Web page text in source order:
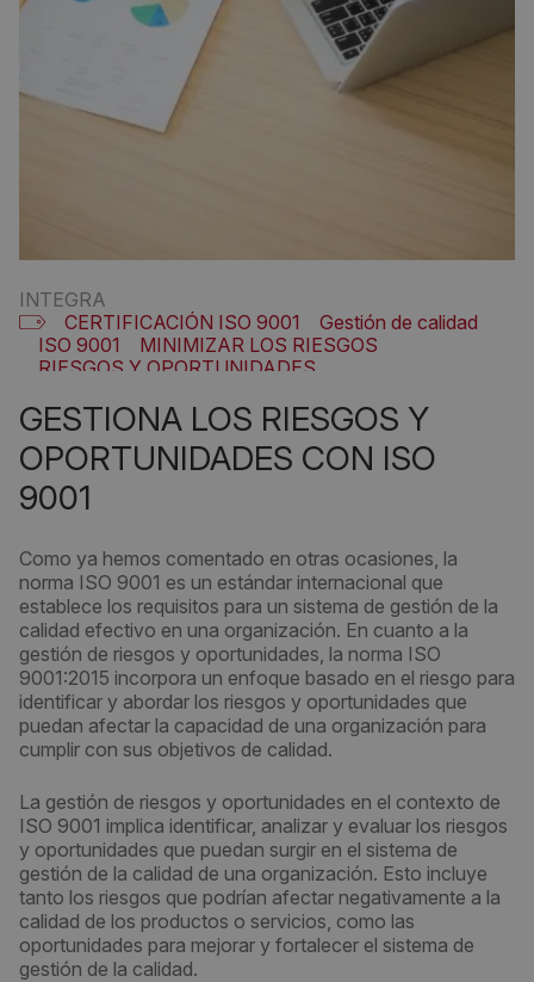
INTEGRA
CERTIFICACIÓN ISO 9001
Gestión de calidad
ISO 9001
MINIMIZAR LOS RIESGOS
RIESGOS Y OPORTUNIDADES
GESTIONA LOS RIESGOS Y
OPORTUNIDADES CON ISO
9001
Como ya hemos comentado en otras ocasiones, la
norma ISO 9001 es un estándar internacional que
establece los requisitos para un sistema de gestión de la
calidad efectivo en una organización. En cuanto a la
gestión de riesgos y oportunidades, la norma ISO
9001:2015 incorpora un enfoque basado en el riesgo para
identificar y abordar los riesgos y oportunidades que
puedan afectar la capacidad de una organización para
cumplir con sus objetivos de calidad.
La gestión de riesgos y oportunidades en el contexto de
ISO 9001 implica identificar, analizar y evaluar los riesgos
y oportunidades que puedan surgir en el sistema de
gestión de la calidad de una organización. Esto incluye
tanto los riesgos que podrían afectar negativamente a la
calidad de los productos o servicios, como las
oportunidades para mejorar y fortalecer el sistema de
gestión de la calidad.